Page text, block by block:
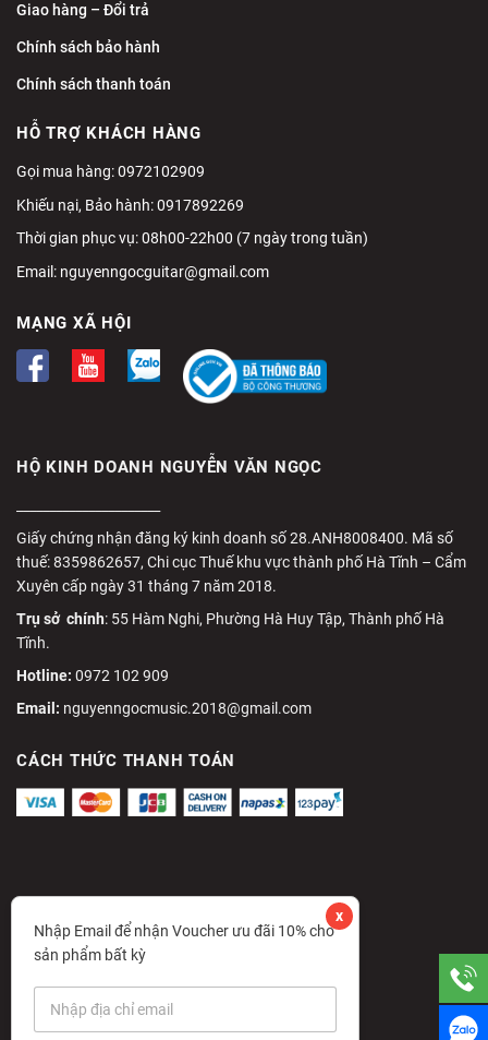
Giao hàng – Đổi trả
Chính sách bảo hành
Chính sách thanh toán
HỖ TRỢ KHÁCH HÀNG
Gọi mua hàng: 0972102909
Khiếu nại, Bảo hành: 0917892269
Thời gian phục vụ: 08h00-22h00 (7 ngày trong tuần)
Email: nguyenngocguitar@gmail.com
MẠNG XÃ HỘI
HỘ KINH DOANH NGUYỄN VĂN NGỌC
Giấy chứng nhận đăng ký kinh doanh số 28.ANH8008400. Mã số
thuế: 8359862657, Chi cục Thuế khu vực thành phố Hà Tĩnh – Cẩm
Xuyên cấp ngày 31 tháng 7 năm 2018.
Trụ sở chính: 55 Hàm Nghi, Phường Hà Huy Tập, Thành phố Hà
Tĩnh.
Hotline: 0972 102 909
Email: nguyenngocmusic.2018@gmail.com
CÁCH THỨC THANH TOÁN
x
Nhập Email để nhận Voucher ưu đãi 10% cho
sản phẩm bất kỳ